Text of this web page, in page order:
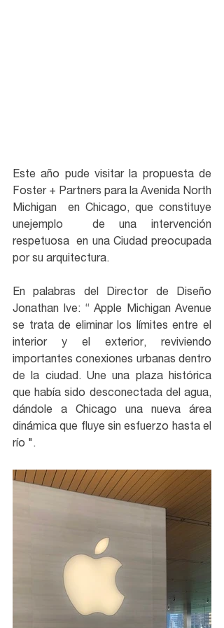
Este año pude visitar la propuesta de
Foster + Partners para la Avenida North
Michigan  en Chicago, que constituye
unejemplo  de una intervención
respetuosa  en una Ciudad preocupada
por su arquitectura.
En palabras del Director de Diseño
Jonathan Ive: “ Apple Michigan Avenue
se trata de eliminar los límites entre el
interior y el exterior, reviviendo
importantes conexiones urbanas dentro
de la ciudad. Une una plaza histórica
que había sido desconectada del agua,
dándole a Chicago una nueva área
dinámica que fluye sin esfuerzo hasta el
río ".